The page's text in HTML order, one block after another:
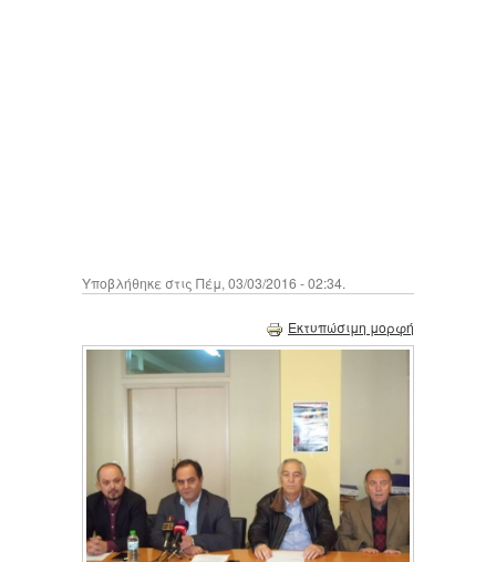
Υποβλήθηκε στις Πέμ, 03/03/2016 - 02:34.
Εκτυπώσιμη μορφή